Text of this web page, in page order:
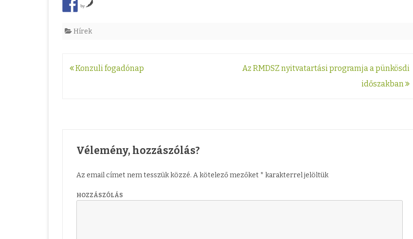
v
by
Hírek
Bejegyzés
Konzuli fogadónap
Az RMDSZ nyitvatartási programja a pünkösdi
időszakban
Vélemény, hozzászólás?
Az email címet nem tesszük közzé. A kötelező mezőket * karakterrel jelöltük
HOZZÁSZÓLÁS